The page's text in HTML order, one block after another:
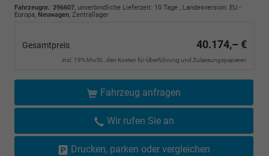
Fahrzeugnr.: 296607, unverbindliche Lieferzeit: 10 Tage , Landesversion: EU -
Europa, Neuwagen, Zentrallager
Gesamtpreis 40.174,– €
incl. 19% MwSt., den Kosten für Überführung und Zulassungspapieren
Fahrzeug anfragen
Wir rufen Sie an
Drucken, parken oder vergleichen